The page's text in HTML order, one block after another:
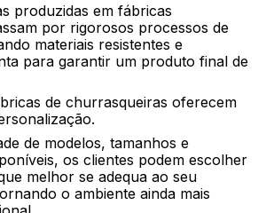
produzidas em fábricas
por rigorosos processos de
materiais resistentes e
para garantir um produto final de
de churrasqueiras oferecem
de modelos, tamanhos e
os clientes podem escolher
melhor se adequa ao seu
o ambiente ainda mais